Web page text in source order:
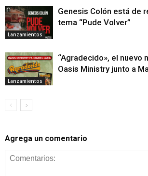
Lanzamientos
Genesis Colón está de
tema “Pude Volver”
Lanzamientos
“Agradecido», el nuevo
Oasis Ministry junto a
Agrega un comentario